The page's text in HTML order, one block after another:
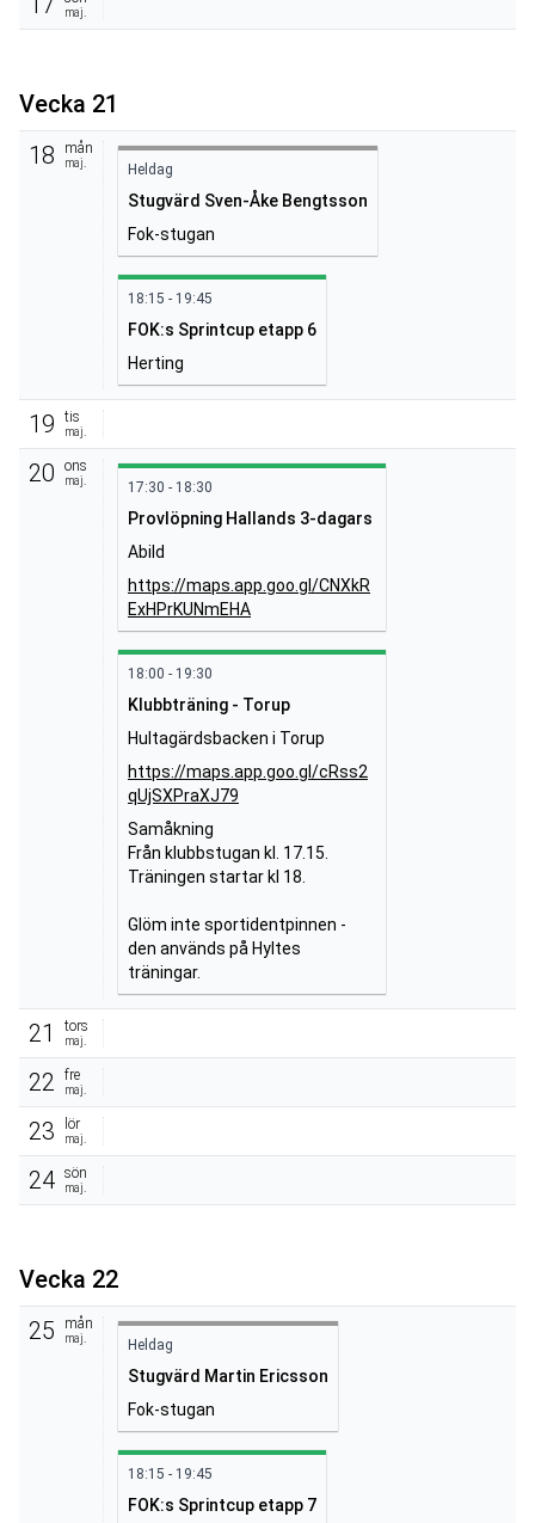
maj.
Vecka 21
18
mån
maj. Heldag
Stugvärd Sven-Åke Bengtsson
Fok-stugan
18:15 - 19:45
FOK:s Sprintcup etapp 6
Herting
19 tis
maj.
20 ons
maj. 17:30 - 18:30
Provlöpning Hallands 3-dagars
Abild
https://maps.app.goo.gl/CNXkR
ExHPrKUNmEHA
18:00 - 19:30
Klubbträning - Torup
Hultagärdsbacken i Torup
https://maps.app.goo.gl/cRss2
qUjSXPraXJ79
Samåkning
Från klubbstugan kl. 17.15.
Träningen startar kl 18.
Glöm inte sportidentpinnen -
den används på Hyltes
träningar.
21 tors
maj.
22 fre
maj.
23 lör
maj.
24 sön
maj.
Vecka 22
25
mån
maj. Heldag
Stugvärd Martin Ericsson
Fok-stugan
18:15 - 19:45
FOK:s Sprintcup etapp 7